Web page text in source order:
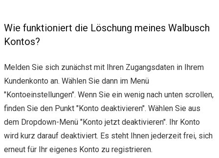
Wie funktioniert die Löschung meines Walbusch
Kontos?
Melden Sie sich zunächst mit Ihren Zugangsdaten in Ihrem
Kundenkonto an. Wählen Sie dann im Menü
"Kontoeinstellungen". Wenn Sie ein wenig nach unten scrollen,
finden Sie den Punkt "Konto deaktivieren". Wählen Sie aus
dem Dropdown-Menü "Konto jetzt deaktivieren". Ihr Konto
wird kurz darauf deaktiviert. Es steht Ihnen jederzeit frei, sich
erneut für Ihr eigenes Konto zu registrieren.